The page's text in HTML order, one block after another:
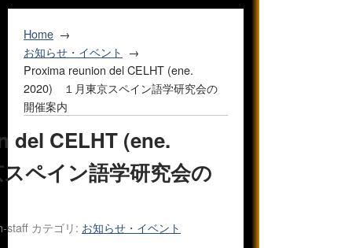
Home
お知らせ・イベント
Proxima reunion del CELHT (ene.
2020) １月東京スペイン語学研究会の
開催案内
del CELHT (ene.
ペイン語学研究会の
staff カテゴリ: お知らせ・イベント